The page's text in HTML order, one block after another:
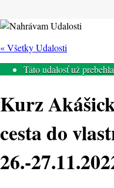
« Všetky Udalosti
Táto udalosť už
Kurz
cesta do
26.-